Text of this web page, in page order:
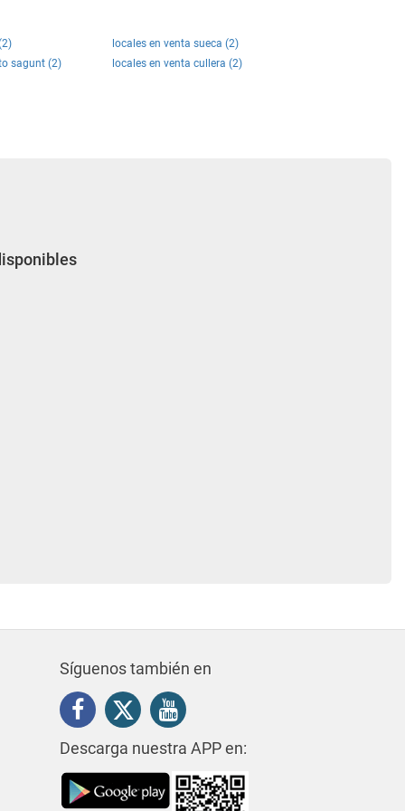
locales en venta sueca (2)
sagunt (2)
locales en venta cullera (2)
Síguenos también en
Descarga nuestra APP en: